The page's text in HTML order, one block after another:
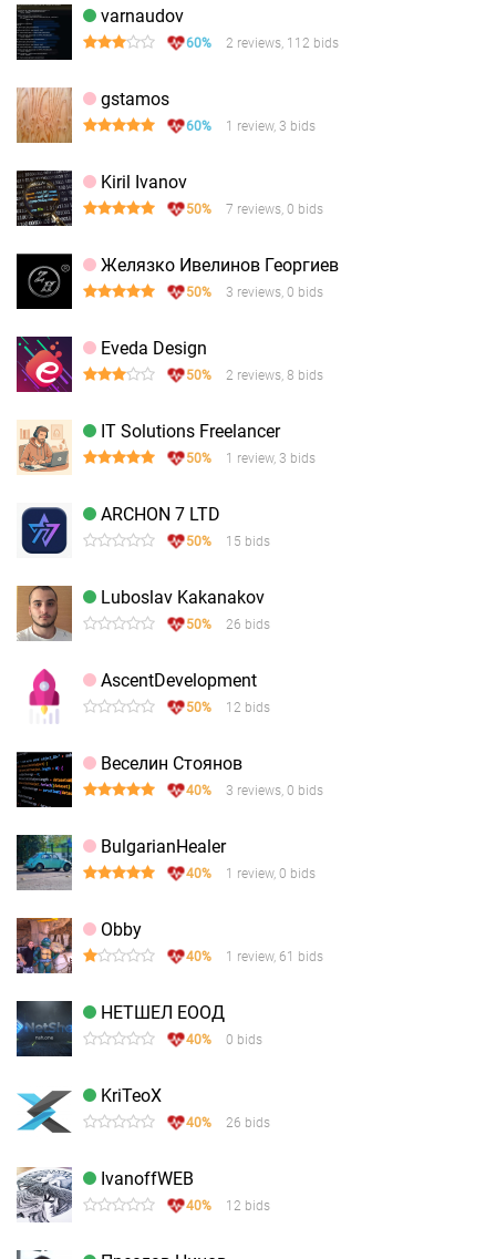
varnaudov
60% 2 reviews, 112 bids
gstamos
60% 1 review, 3 bids
Kiril Ivanov
50% 7 reviews, 0 bids
Желязко Ивелинов Георгиев
50% 3 reviews, 0 bids
Eveda Design
50% 2 reviews, 8 bids
IT Solutions Freelancer
50% 1 review, 3 bids
ARCHON 7 LTD
50% 15 bids
Luboslav Kakanakov
50% 26 bids
AscentDevelopment
50% 12 bids
Веселин Стоянов
40% 3 reviews, 0 bids
BulgarianHealer
40% 1 review, 0 bids
Obby
40% 1 review, 61 bids
НЕТШЕЛ ЕООД
40% 0 bids
KriTeoX
40% 26 bids
IvanoffWEB
40% 12 bids